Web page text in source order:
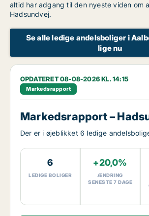
altid har adgang til den nyeste viden om
Hadsundvej.
Se alle ledige andelsboliger i
lige nu
OPDATERET 08-08-2026 KL. 14:15
Markedsrapport
Markedsrapport –
Der er i øjeblikket 6 ledige
6
LEDIGE BOLIGER
+20,0%
ÆNDRING
SENESTE 7 DAGE